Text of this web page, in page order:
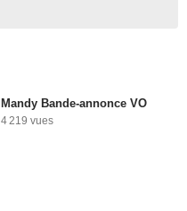
Mandy Bande-annonce VO
4 219 vues